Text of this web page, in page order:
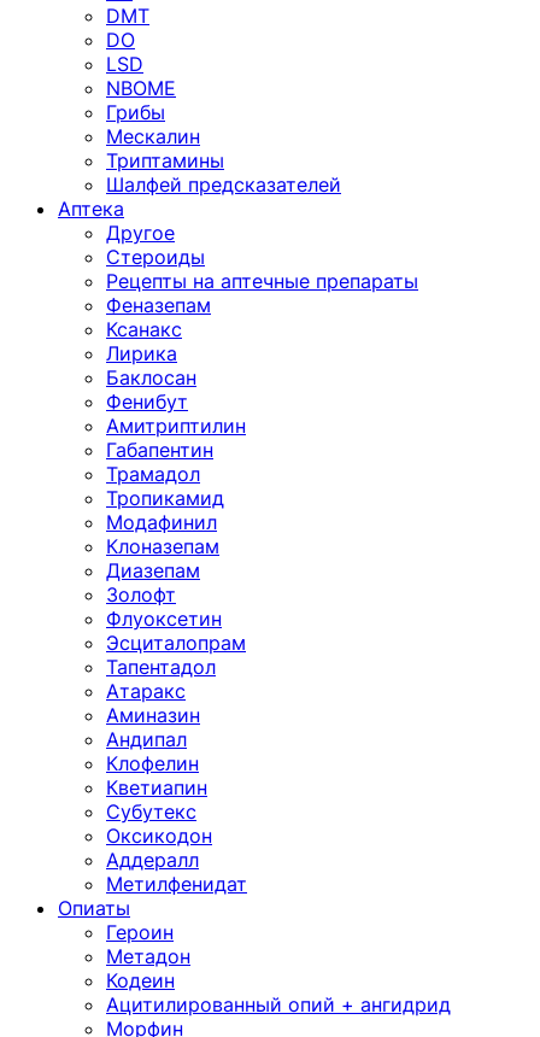
DMT
DO
LSD
NBOME
Грибы
Мескалин
Триптамины
Шалфей предсказателей
Аптека
Другое
Стероиды
Рецепты на аптечные препараты
Феназепам
Ксанакс
Лирика
Баклосан
Фенибут
Амитриптилин
Габапентин
Трамадол
Тропикамид
Модафинил
Клоназепам
Диазепам
Золофт
Флуоксетин
Эсциталопрам
Тапентадол
Атаракс
Аминазин
Андипал
Клофелин
Кветиапин
Субутекс
Оксикодон
Аддералл
Метилфенидат
Опиаты
Героин
Метадон
Кодеин
Ацитилированный опий + ангидрид
Морфин